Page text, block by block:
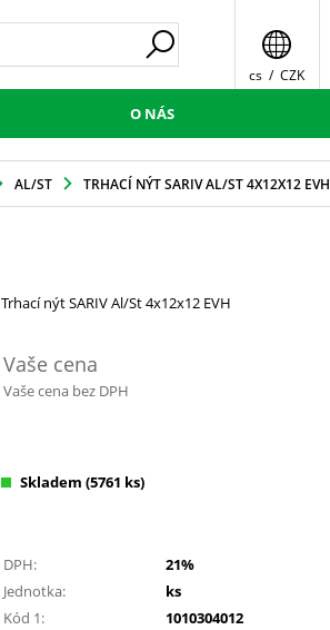
cs / CZK
O NÁS
AL/ST TRHACÍ NÝT SARIV AL/ST 4X12X12 EVH
Trhací nýt SARIV Al/St 4x12x12 EVH
Vaše cena
Vaše cena bez DPH
Skladem (5761 ks)
DPH:
21%
Jednotka:
ks
Kód 1:
1010304012